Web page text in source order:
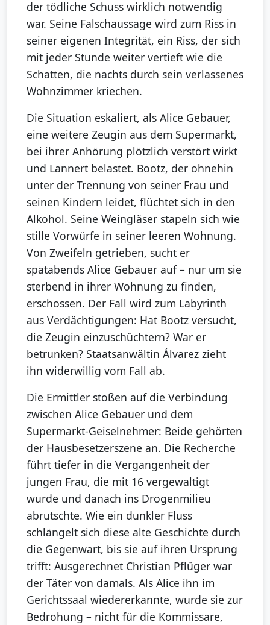
der tödliche Schuss wirklich notwendig
war. Seine Falschaussage wird zum Riss in
seiner eigenen Integrität, ein Riss, der sich
mit jeder Stunde weiter vertieft wie die
Schatten, die nachts durch sein verlassenes
Wohnzimmer kriechen.
Die Situation eskaliert, als Alice Gebauer,
eine weitere Zeugin aus dem Supermarkt,
bei ihrer Anhörung plötzlich verstört wirkt
und Lannert belastet. Bootz, der ohnehin
unter der Trennung von seiner Frau und
seinen Kindern leidet, flüchtet sich in den
Alkohol. Seine Weingläser stapeln sich wie
stille Vorwürfe in seiner leeren Wohnung.
Von Zweifeln getrieben, sucht er
spätabends Alice Gebauer auf – nur um sie
sterbend in ihrer Wohnung zu finden,
erschossen. Der Fall wird zum Labyrinth
aus Verdächtigungen: Hat Bootz versucht,
die Zeugin einzuschüchtern? War er
betrunken? Staatsanwältin Álvarez zieht
ihn widerwillig vom Fall ab.
Die Ermittler stoßen auf die Verbindung
zwischen Alice Gebauer und dem
Supermarkt-Geiselnehmer: Beide gehörten
der Hausbesetzerszene an. Die Recherche
führt tiefer in die Vergangenheit der
jungen Frau, die mit 16 vergewaltigt
wurde und danach ins Drogenmilieu
abrutschte. Wie ein dunkler Fluss
schlängelt sich diese alte Geschichte durch
die Gegenwart, bis sie auf ihren Ursprung
trifft: Ausgerechnet Christian Pflüger war
der Täter von damals. Als Alice ihn im
Gerichtssaal wiedererkannte, wurde sie zur
Bedrohung – nicht für die Kommissare,